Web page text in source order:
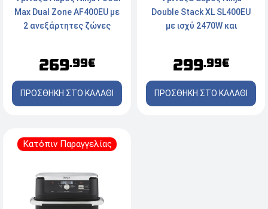
Max Dual Zone AF400EU με
2 ανεξάρτητες ζώνες
χωρητικότητα 9.5L
269.99€
ΠΡΟΣΘΗΚΗ ΣΤΟ ΚΑΛΑΘΙ
Double Stack XL SL400EU
με ισχύ 2470W και
299.99€
ΠΡΟΣΘΗΚΗ ΣΤΟ ΚΑΛΑΘΙ
Κατόπιν Παραγγελίας